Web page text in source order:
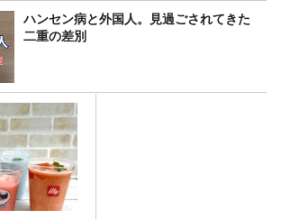
ハンセン病と外国人。見過ごされてきた
二重の差別